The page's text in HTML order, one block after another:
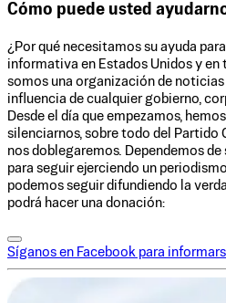
Cómo puede usted
¿Por qué necesitamos su ayuda
informativa en Estados Unidos y en
somos una organización de noticias
influencia de cualquier gobierno,
Desde el día que empezamos,
silenciarnos, sobre todo del Partido
nos doblegaremos. Dependemos
para seguir ejerciendo un
podemos seguir difundiendo la
podrá hacer una donación:
Síganos en Facebook para